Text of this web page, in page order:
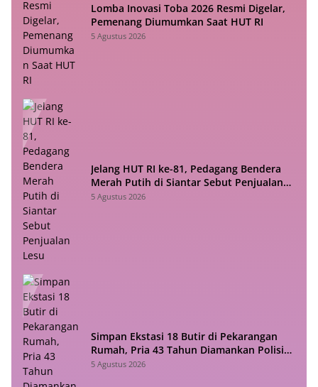
Lomba Inovasi Toba 2026 Resmi Digelar,
Pemenang Diumumkan Saat HUT RI
5 Agustus 2026
Jelang HUT RI ke-81, Pedagang Bendera
Merah Putih di Siantar Sebut Penjualan
Lesu
5 Agustus 2026
Simpan Ekstasi 18 Butir di Pekarangan
Rumah, Pria 43 Tahun Diamankan Polisi
di Siantar
5 Agustus 2026